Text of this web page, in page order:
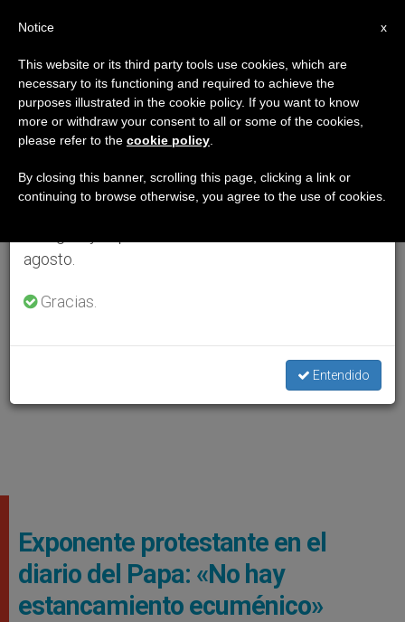
Exponente protestante en el
diario del Papa: «No hay
estancamiento ecuménico»
×
Aviso importante
Del 27 de julio al 7 de agosto haremos la pausa
anual, aprovechando que en el periodo de verano
se generan menos informaciones y también el
agosto.
Gracias.
Entendido
x
Notice
This website or its third party tools use cookies, which are
necessary to its functioning and required to achieve the
purposes illustrated in the cookie policy. If you want to know
more or withdraw your consent to all or some of the cookies,
please refer to the cookie policy
By closing this banner, scrolling this page, clicking a link or
continuing to browse otherwise, you agree to the use of cookies.